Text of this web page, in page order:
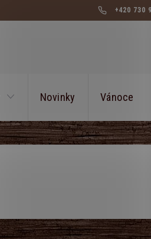
+420 730
Novinky Vánoce